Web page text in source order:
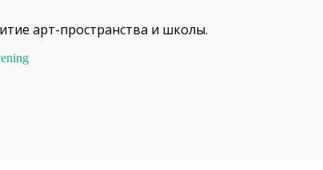
арт-пространства и школы.